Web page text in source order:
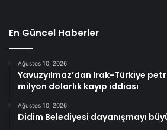
En Güncel Haberler
Ağustos 10, 2026
Yavuzyılmaz’dan Irak-Türkiye
milyon dolarlık kayıp iddiası
Ağustos 10, 2026
Didim Belediyesi dayanışmayı